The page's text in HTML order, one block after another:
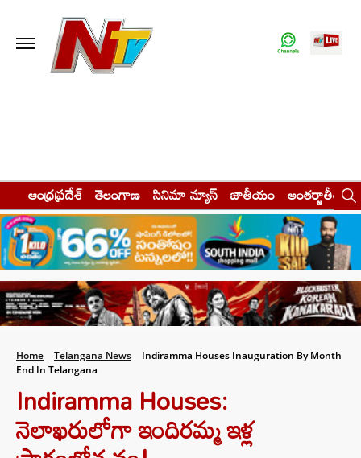
ఆంధ్రప్రదేశ్ తెలంగాణ సినిమా న్యూస్ జాతీయం అంతర్జాతీయం
Home Telangana News
Indiramma Houses Inauguration By Month
End In Telangana
Indiramma Houses:
నెలాఖ‌రులోగా ఇందిరమ్మ ఇళ్ల